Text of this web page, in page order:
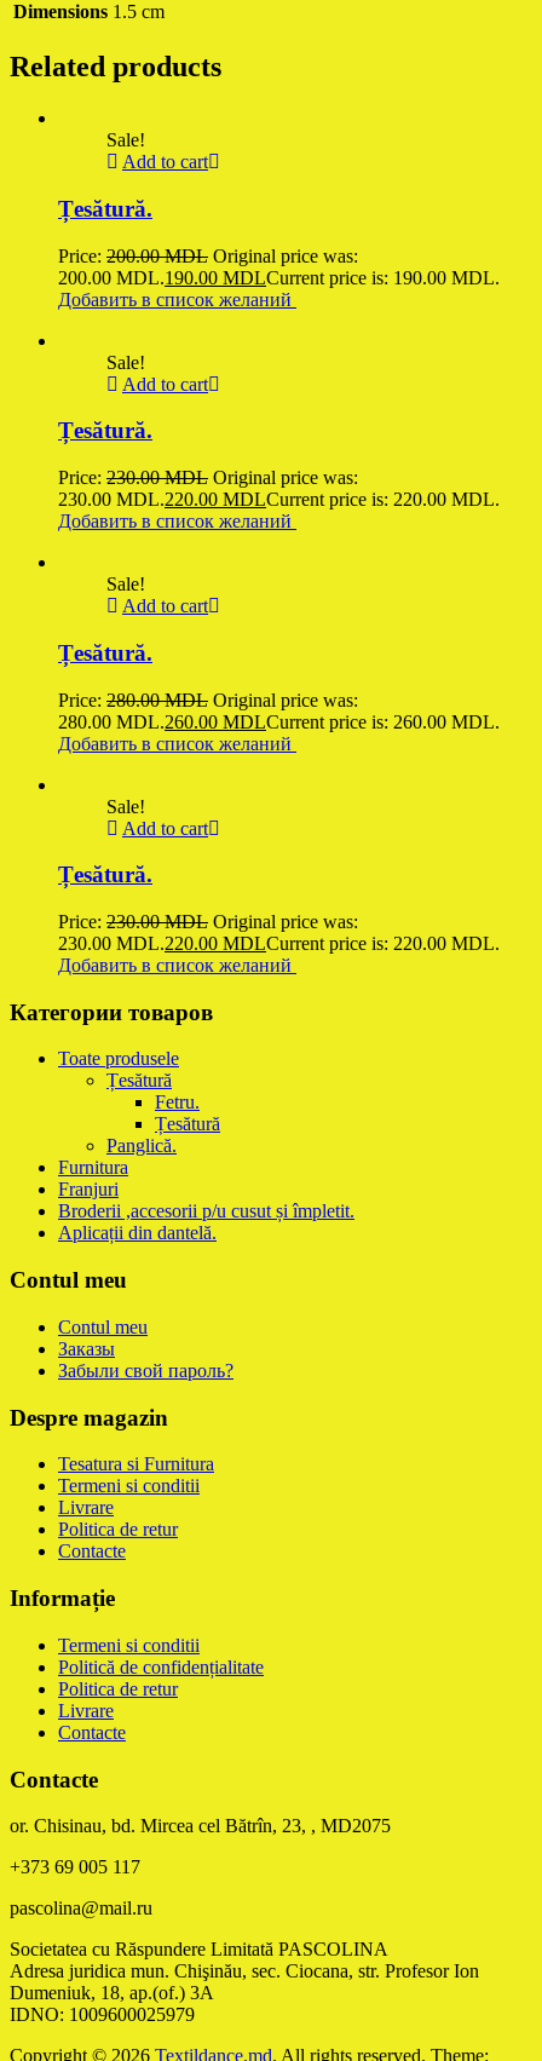
Dimensions 1.5 cm
Related products
Sale!
Add to cart
Țesătură.
Price: 200.00MDL Original price was:
200.00 MDL.190.00 MDLCurrent price is: 190.00 MDL.
Добавить в список желаний
Sale!
Add to cart
Țesătură.
Price: 230.00MDL Original price was:
230.00 MDL.220.00 MDLCurrent price is: 220.00 MDL.
Добавить в список желаний
Sale!
Add to cart
Țesătură.
Price: 280.00MDL Original price was:
280.00 MDL.260.00 MDLCurrent price is: 260.00 MDL.
Добавить в список желаний
Sale!
Add to cart
Țesătură.
Price: 230.00MDL Original price was:
230.00 MDL.220.00 MDLCurrent price is: 220.00 MDL.
Добавить в список желаний
Категории товаров
Toate produsele
Țesătură
Fetru.
Țesătură
Panglică.
Furnitura
Franjuri
Broderii ,accesorii p/u cusut și împletit.
Aplicații din dantelă.
Contul meu
Contul meu
Заказы
Забыли свой пароль?
Despre magazin
Tesatura si Furnitura
Termeni si conditii
Livrare
Politica de retur
Contacte
Informație
Termeni si conditii
Politică de confidențialitate
Politica de retur
Livrare
Contacte
Contacte
or. Chisinau, bd. Mircea cel Bătrîn, 23, , MD2075
+373 69 005 117
pascolina@mail.ru
Societatea cu Răspundere Limitată PASCOLINA
Adresa juridica mun. Chişinău, sec. Ciocana, str. Profesor Ion
Dumeniuk, 18, ap.(of.) 3A
IDNO: 1009600025979
Copyright © 2026 Textildance.md. All rights reserved. Theme: